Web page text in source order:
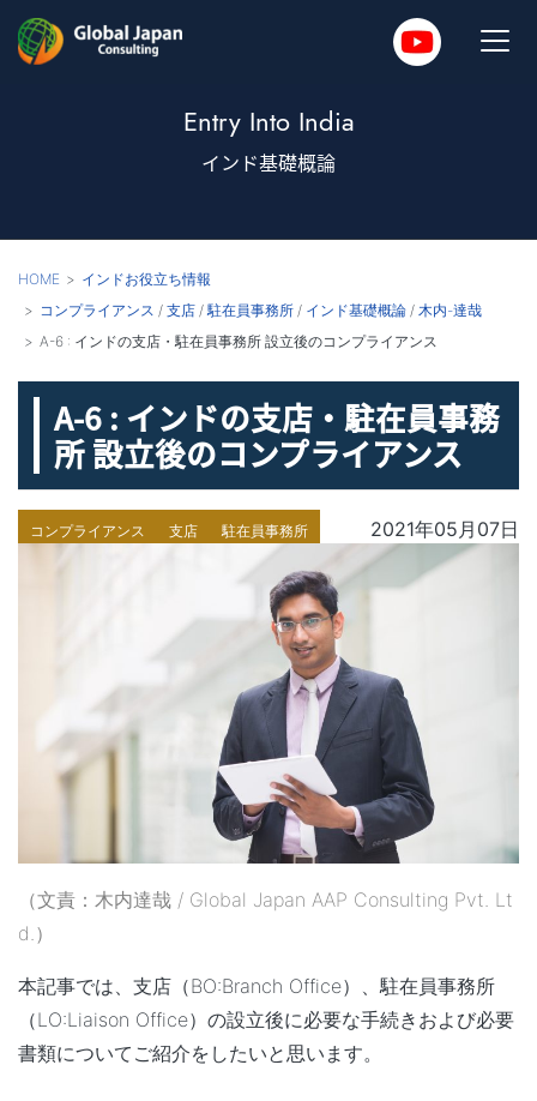
Entry Into India
インド基礎概論
HOME
インドお役立ち情報
コンプライアンス / 支店 /駐在員事務所 / インド基礎概論 / 木内-達哉
A-6 : インドの支店・駐在員事務所 設立後のコンプライアンス
A-6 : インドの支店・駐在員事務
所 設立後のコンプライアンス
コンプライアンス 支店 駐在員事務所 2021年05月07日
（文責：木内達哉 / Global Japan AAP Consulting Pvt. Lt
d.）
本記事では、支店（BO:Branch Office）、駐在員事務所
（LO:Liaison Office）の設立後に必要な手続きおよび必要
書類についてご紹介をしたいと思います。